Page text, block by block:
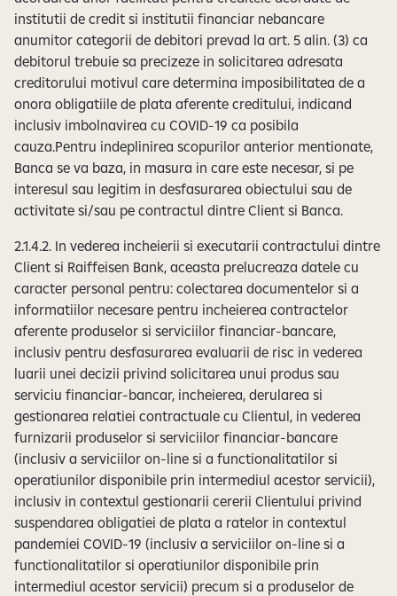
institutii de credit si institutii financiar nebancare
anumitor categorii de debitori prevad la art. 5 alin. (3) ca
debitorul trebuie sa precizeze in solicitarea adresata
creditorului motivul care determina imposibilitatea de a
onora obligatiile de plata aferente creditului, indicand
inclusiv imbolnavirea cu COVID-19 ca posibila
cauza.Pentru indeplinirea scopurilor anterior mentionate,
Banca se va baza, in masura in care este necesar, si pe
interesul sau legitim in desfasurarea obiectului sau de
activitate si/sau pe contractul dintre Client si Banca.
2.1.4.2. In vederea incheierii si executarii contractului dintre
Client si Raiffeisen Bank, aceasta prelucreaza datele cu
caracter personal pentru: colectarea documentelor si a
informatiilor necesare pentru incheierea contractelor
aferente produselor si serviciilor financiar-bancare,
inclusiv pentru desfasurarea evaluarii de risc in vederea
luarii unei decizii privind solicitarea unui produs sau
serviciu financiar-bancar, incheierea, derularea si
gestionarea relatiei contractuale cu Clientul, in vederea
furnizarii produselor si serviciilor financiar-bancare
(inclusiv a serviciilor on-line si a functionalitatilor si
operatiunilor disponibile prin intermediul acestor servicii),
inclusiv in contextul gestionarii cererii Clientului privind
suspendarea obligatiei de plata a ratelor in contextul
pandemiei COVID-19 (inclusiv a serviciilor on-line si a
functionalitatilor si operatiunilor disponibile prin
intermediul acestor servicii) precum si a produselor de